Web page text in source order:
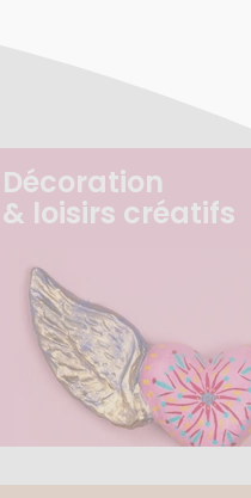
Décoration
& loisirs créatifs